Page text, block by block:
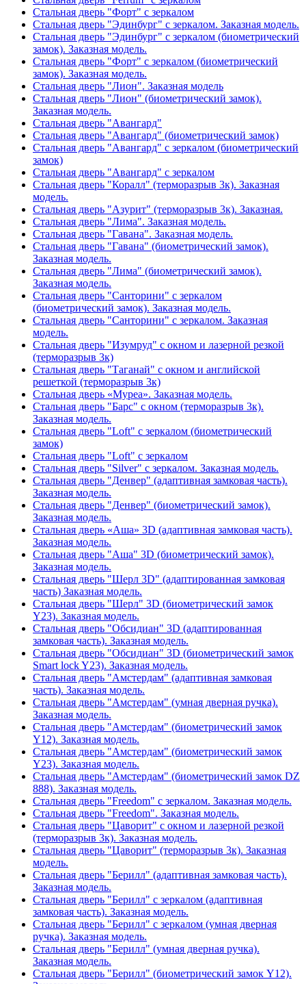
Стальная дверь "Форт" с зеркалом
Стальная дверь "Эдинбург" с зеркалом. Заказная модель.
Стальная дверь "Эдинбург" с зеркалом (биометрический
замок). Заказная модель.
Стальная дверь "Форт" с зеркалом (биометрический
замок). Заказная модель.
Стальная дверь "Лион". Заказная модель
Стальная дверь "Лион" (биометрический замок).
Заказная модель.
Стальная дверь "Авангард"
Стальная дверь "Авангард" (биометрический замок)
Стальная дверь "Авангард" с зеркалом (биометрический
замок)
Стальная дверь "Авангард" с зеркалом
Стальная дверь "Коралл" (терморазрыв 3к). Заказная
модель.
Стальная дверь "Азурит" (терморазрыв 3к). Заказная.
Стальная дверь "Лима". Заказная модель.
Стальная дверь "Гавана". Заказная модель.
Стальная дверь "Гавана" (биометрический замок).
Заказная модель.
Стальная дверь "Лима" (биометрический замок).
Заказная модель.
Стальная дверь "Санторини" с зеркалом
(биометрический замок). Заказная модель.
Стальная дверь "Санторини" с зеркалом. Заказная
модель.
Стальная дверь "Изумруд" с окном и лазерной резкой
(терморазрыв 3к)
Стальная дверь "Таганай" с окном и английской
решеткой (терморазрыв 3к)
Стальная дверь «Муреа». Заказная модель.
Стальная дверь "Барс" с окном (терморазрыв 3к).
Заказная модель.
Стальная дверь "Loft" с зеркалом (биометрический
замок)
Стальная дверь "Loft" с зеркалом
Стальная дверь "Silver" с зеркалом. Заказная модель.
Стальная дверь "Денвер" (адаптивная замковая часть).
Заказная модель.
Стальная дверь "Денвер" (биометрический замок).
Заказная модель.
Стальная дверь «Аша» 3D (адаптивная замковая часть).
Заказная модель.
Стальная дверь "Аша" 3D (биометрический замок).
Заказная модель.
Стальная дверь "Шерл 3D" (адаптированная замковая
часть) Заказная модель.
Стальная дверь "Шерл" 3D (биометрический замок
Y23). Заказная модель.
Стальная дверь "Обсидиан" 3D (адаптированная
замковая часть). Заказная модель.
Стальная дверь "Обсидиан" 3D (биометрический замок
Smart lock Y23). Заказная модель.
Стальная дверь "Амстердам" (адаптивная замковая
часть). Заказная модель.
Стальная дверь "Амстердам" (умная дверная ручка).
Заказная модель.
Стальная дверь "Амстердам" (биометрический замок
Y12). Заказная модель.
Стальная дверь "Амстердам" (биометрический замок
Y23). Заказная модель.
Стальная дверь "Амстердам" (биометрический замок DZ
888). Заказная модель.
Стальная дверь "Freedom" с зеркалом. Заказная модель.
Стальная дверь "Freedom". Заказная модель.
Стальная дверь "Цаворит" с окном и лазерной резкой
(терморазрыв 3к). Заказная модель.
Стальная дверь "Цаворит" (терморазрыв 3к). Заказная
модель.
Стальная дверь "Берилл" (адаптивная замковая часть).
Заказная модель.
Стальная дверь "Берилл" с зеркалом (адаптивная
замковая часть). Заказная модель.
Стальная дверь "Берилл" с зеркалом (умная дверная
ручка). Заказная модель.
Стальная дверь "Берилл" (умная дверная ручка).
Заказная модель.
Стальная дверь "Берилл" (биометрический замок Y12).